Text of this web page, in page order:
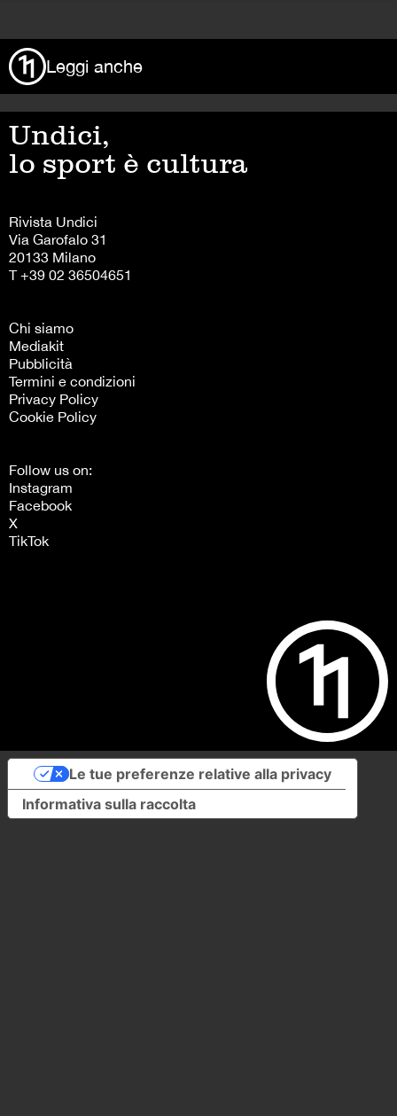
Leggi anche
Undici,
lo sport è cultura
Rivista Undici
Via Garofalo 31
20133 Milano
T +39 02 36504651
Chi siamo
Mediakit
Pubblicità
Termini e condizioni
Privacy Policy
Cookie Policy
Follow us on:
Instagram
Facebook
X
TikTok
Informativa sulla raccolta
Le tue preferenze relative alla privacy